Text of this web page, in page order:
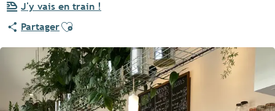
J'y vais en train !
PartagerAjouter aux favoris